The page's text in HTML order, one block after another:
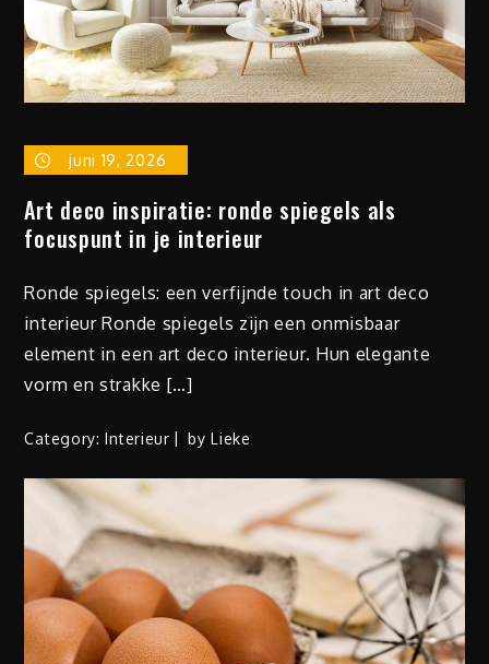
juni 19, 2026
Art deco inspiratie: ronde spiegels als
focuspunt in je interieur
Ronde spiegels: een verfijnde touch in art deco
interieur Ronde spiegels zijn een onmisbaar
element in een art deco interieur. Hun elegante
vorm en strakke […]
Category:Interieur byLieke